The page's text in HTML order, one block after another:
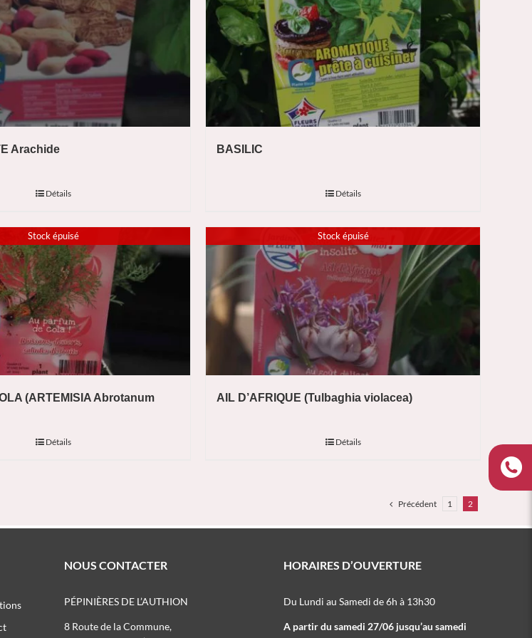
Arachide
Détails
BASILIC
Détails
Stock épuisé
(ARTEMISIA Abrotanum
Détails
Stock épuisé
AIL D’AFRIQUE (Tulbaghia violacea)
Détails
Précédent 1 2
NOUS CONTACTER
PÉPINIÈRES DE L’AUTHION
8 Route de la Commune,
HORAIRES D’OUVERTURE
Du Lundi au Samedi de 6h à 13h30
A partir du samedi 27/06 jusqu’au samedi